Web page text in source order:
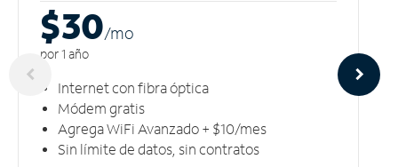
$30/mo
por 1 año
Internet con fibra óptica
Módem gratis
Agrega WiFi Avanzado + $10/mes
Sin límite de datos, sin contratos